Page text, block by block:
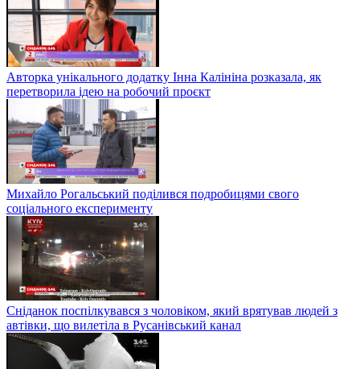
Авторка унікального додатку Інна Калініна розказала, як
перетворила ідею на робочий проєкт
Михайло Рогальський поділився подробицями свого
соціального експерименту
Сніданок поспілкувався з чоловіком, який врятував людей з
автівки, що вилетіла в Русанівський канал